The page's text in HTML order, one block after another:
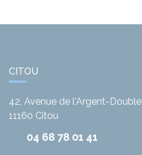
CITOU
42, Avenue de l'Argent-Double
11160 Citou
04 68 78 01 41